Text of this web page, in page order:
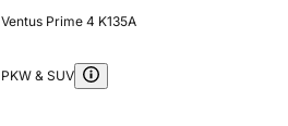
Ventus Prime 4 K135A
PKW & SUV